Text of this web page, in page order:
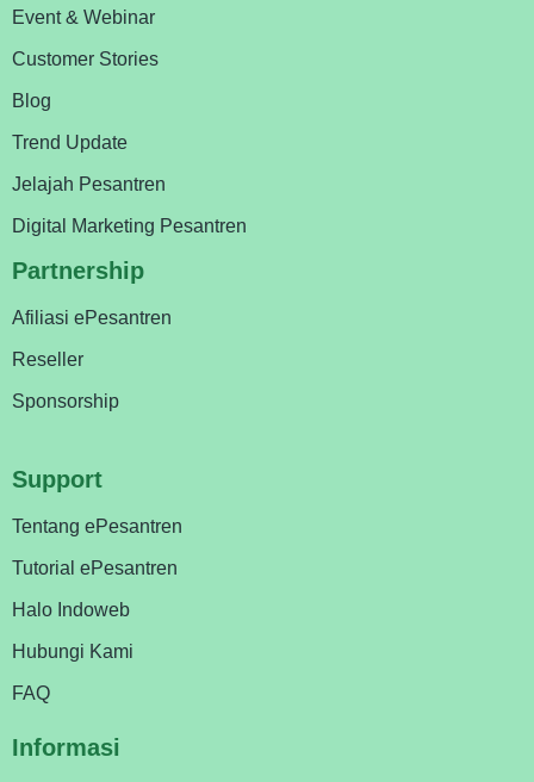
Event & Webinar
Customer Stories
Blog
Trend Update
Jelajah Pesantren
Digital Marketing Pesantren
Partnership
Afiliasi ePesantren
Reseller
Sponsorship
Support
Tentang ePesantren
Tutorial ePesantren
Halo Indoweb
Hubungi Kami
FAQ
Informasi